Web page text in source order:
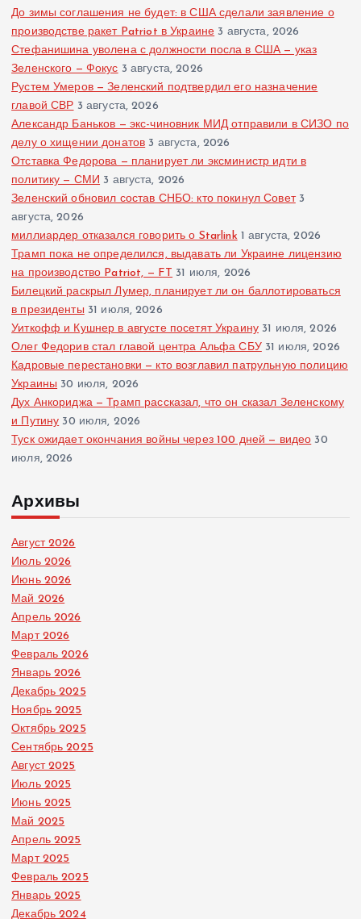
До зимы соглашения не будет: в США сделали заявление о
производстве ракет Patriot в Украине 3 августа, 2026
Стефанишина уволена с должности посла в США — указ
Зеленского — Фокус 3 августа, 2026
Рустем Умеров — Зеленский подтвердил его назначение
главой СВР 3 августа, 2026
Александр Баньков — экс-чиновник МИД отправили в СИЗО по
делу о хищении донатов 3 августа, 2026
Отставка Федорова — планирует ли эксминистр идти в
политику — СМИ 3 августа, 2026
Зеленский обновил состав СНБО: кто покинул Совет 3
августа, 2026
миллиардер отказался говорить о Starlink 1 августа, 2026
Трамп пока не определился, выдавать ли Украине лицензию
на производство Patriot, — FT 31 июля, 2026
Билецкий раскрыл Лумер, планирует ли он баллотироваться
в президенты 31 июля, 2026
Уиткофф и Кушнер в августе посетят Украину 31 июля, 2026
Олег Федорив стал главой центра Альфа СБУ 31 июля, 2026
Кадровые перестановки — кто возглавил патрульную полицию
Украины 30 июля, 2026
Дух Анкориджа — Трамп рассказал, что он сказал Зеленскому
и Путину 30 июля, 2026
Туск ожидает окончания войны через 100 дней — видео 30
июля, 2026
Архивы
Август 2026
Июль 2026
Июнь 2026
Май 2026
Апрель 2026
Март 2026
Февраль 2026
Январь 2026
Декабрь 2025
Ноябрь 2025
Октябрь 2025
Сентябрь 2025
Август 2025
Июль 2025
Июнь 2025
Май 2025
Апрель 2025
Март 2025
Февраль 2025
Январь 2025
Декабрь 2024